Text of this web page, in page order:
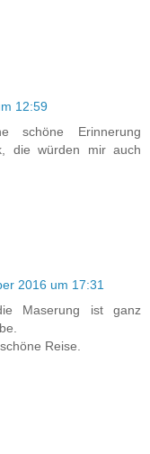
12:59
Erinnerung
die würden mir auch
2016 um 17:31
Maserung ist ganz
Reise.